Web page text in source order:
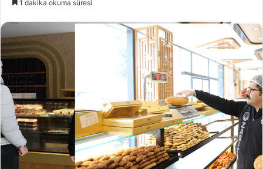
göndermek
1 dakika okuma süresi